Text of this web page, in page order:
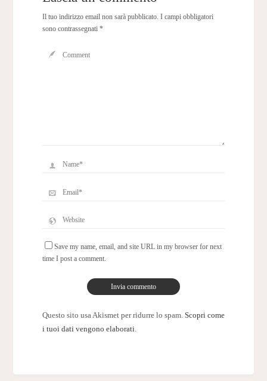
Il tuo indirizzo email non sarà pubblicato. I campi obbligatori
sono contrassegnati *
Save my name, email, and site URL in my browser for next
time I post a comment.
Questo sito usa Akismet per ridurre lo spam. Scopri come
i tuoi dati vengono elaborati